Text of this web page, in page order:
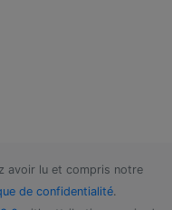
avoir lu et compris notre
de confidentialité.